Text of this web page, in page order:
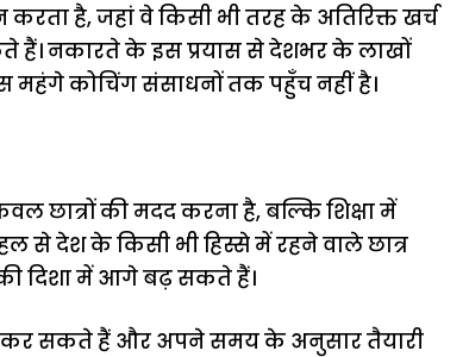
करता है, जहां वे किसी भी तरह के अतिरिक्त खर्च
हैं। नकारते के इस प्रयास से देशभर के लाखों
महंगे कोचिंग संसाधनों तक पहुँच नहीं है।
छात्रों की मदद करना है, बल्कि शिक्षा में
से देश के किसी भी हिस्से में रहने वाले छात्र
दिशा में आगे बढ़ सकते हैं।
कर सकते हैं और अपने समय के अनुसार तैयारी